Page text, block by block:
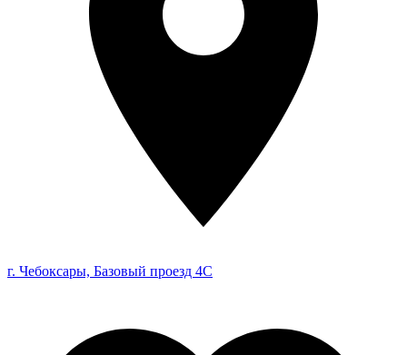
г. Чебоксары, Базовый проезд 4С